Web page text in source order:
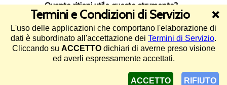
Quanto ritieni utile questo strumento?
4.5/5 (125 voti)
©2013-2026 Diritto Pratico -Termini di Servizio e informativa sul
pagina generata in 0.023 secondi in data 9 agosto 2026 (IUG:ZK-3ED0D2) - 1337 utenti online
Termini e Condizioni di Servizio ❌
L'uso delle applicazioni che comportano l'elaborazione di
dati è subordinato all'accettazione dei Termini di Servizio.
Cliccando su ACCETTOdichiari di averne preso visione
ed averli espressamente accettati.
RIFIUTO
ACCETTO